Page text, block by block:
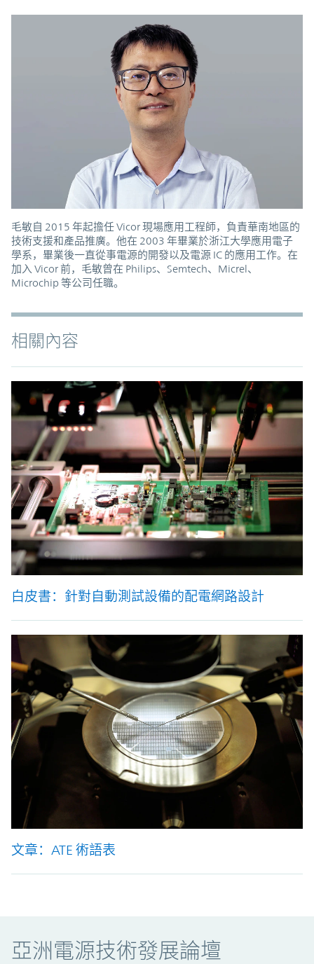
毛敏自 2015 年起擔任 Vicor 現場應用工程師，負責華南地區的
技術支援和產品推廣。他在 2003 年畢業於浙江大學應用電子
學系，畢業後一直從事電源的開發以及電源 IC 的應用工作。在
加入 Vicor 前，毛敏曾在 Philips、Semtech、Micrel、
Microchip 等公司任職。
相關內容
白皮書：針對自動測試設備的配電網路設計
文章：ATE 術語表
亞洲電源技術發展論壇